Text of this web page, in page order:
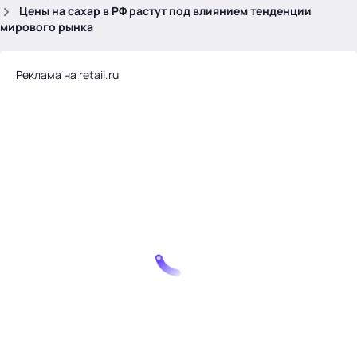
Цены на сахар в РФ растут под влиянием тенденции
мирового рынка
Реклама на retail.ru